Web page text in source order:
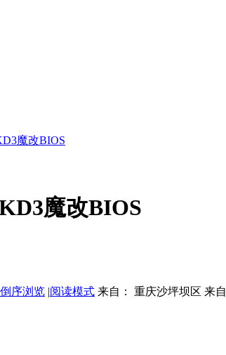
魔改BIOS
魔改BIOS
倒序浏览 |阅读模式 来自： 重庆沙坪坝区 来自